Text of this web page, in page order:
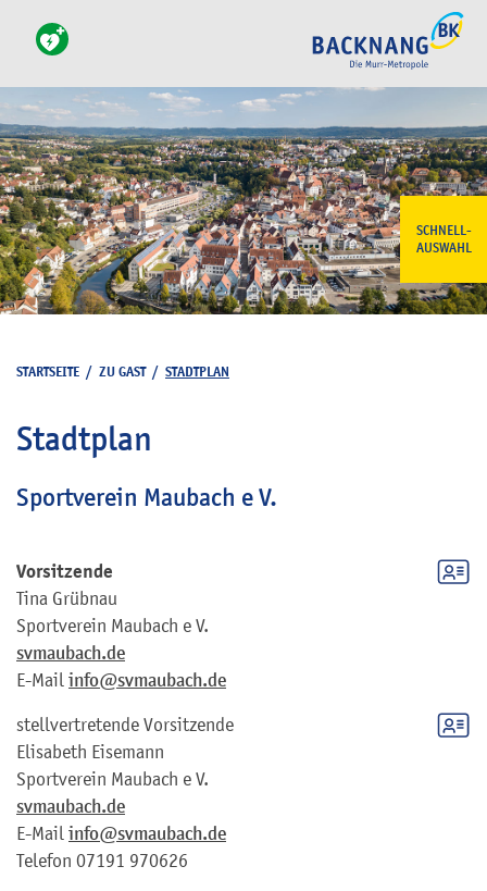
SCHNELL-
AUSWAHL
STARTSEITE / ZU GAST/ STADTPLAN
Stadtplan
Sportverein Maubach e V.
Vorsitzende
Tina Grübnau
Sportverein Maubach e V.
svmaubach.de
E-Mail info@svmaubach.de
stellvertretende Vorsitzende
Elisabeth Eisemann
Sportverein Maubach e V.
svmaubach.de
E-Mail info@svmaubach.de
Telefon 07191 970626